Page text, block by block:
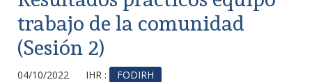
trabajo de la comunidad
(Sesión 2)
04/10/2022 IHR : FODIRH